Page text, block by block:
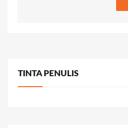
TINTA PENULIS